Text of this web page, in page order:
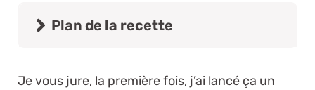
Plan de la recette
Je vous jure, la première fois, j’ai lancé ça un